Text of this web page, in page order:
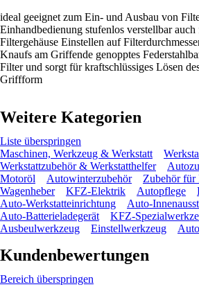
ideal geeignet zum Ein- und Ausbau von
Einhandbedienung stufenlos verstellbar
Filtergehäuse Einstellen auf
Knaufs am Griffende genopptes
Filter und sorgt für kraftschlüssiges Lösen
Griffform
Weitere Kategorien
Liste überspringen
Maschinen, Werkzeug & Werkstatt
Werkstattzubehör & Werkstatthelfer
Motoröl
Autowinterzubehör
Zubehör für
Wagenheber
KFZ-Elektrik Autopflege
Auto-Werkstatteinrichtung
Auto-
Auto-Batterieladegerät
KFZ-
Ausbeulwerkzeug
Einstellwerkzeug
Kundenbewertungen
Bereich überspringen